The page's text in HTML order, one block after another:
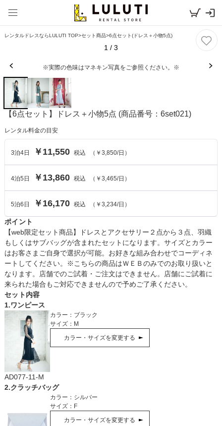
レンタルドレスならLULUTI TOP>セット商品>6点セット(ドレス＋小物5点)
1 / 3
※実際の色味はマネキン写真をご参照ください。※
【6点セット】ドレス＋小物5点 (商品番号：6set021)
レンタル料金の目安
3泊4日 ￥11,550 税込 （ ￥3,850/日）
4泊5 日 ￥13,860 税込 （ ￥3,465/日）
5泊6 日 ￥16,170 税込 （ ￥3,234/日）
ポイント
【web限定セット商品】ドレスとアクセサリー２点から３点、羽織
もしくはサブバッグが含まれたセットになります。サイズとカラー
はお客さまご自身で選択が可能。お好きな組み合わせでコーディネ
ートしてください。※こちらの商品はＷＥＢのみでのお取り扱いと
なります。店舗でのご試着・ご注文はできません。店舗にご試着に
来られた場合もご対応できませんので予めご了承ください。
セット内容
1.ワンピース
カラー： ブラック
サイズ： M
カラー・サイズを変更する
AD077-11-M
2.クラッチバッグ
カラー： シルバー
サイズ： F
カラー・サイズを変更する